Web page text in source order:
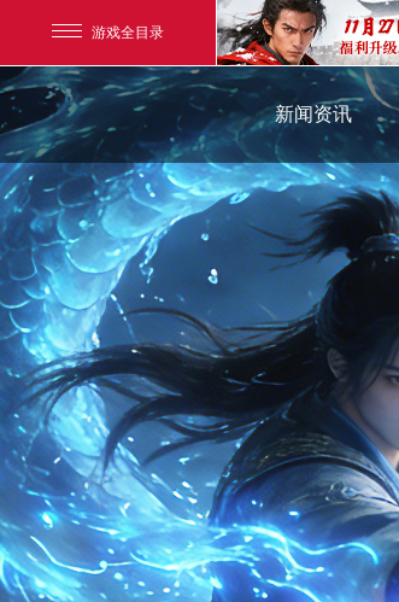
游戏全目录
《勇士ol》预约开启
横版格斗动作网游
玄幻游戏
玄天之剑
剑啸九州
猛将OL
新闻资讯
最新新闻
官方新闻
游戏公告
游戏活动